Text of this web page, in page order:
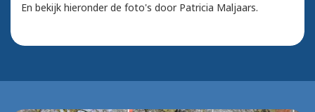
En bekijk hieronder de foto's door Patricia Maljaars.